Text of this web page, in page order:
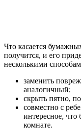
Что касается
получится, и его
несколькими
заменить
аналогичный;
скрыть пятно,
совместно с
интересное, что
комнате.